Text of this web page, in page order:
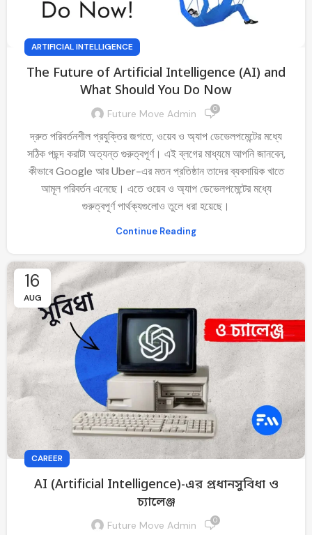
ARTIFICIAL INTELLIGENCE
The Future of Artificial Intelligence (AI) and
What Should You Do Now
Future Move Admin 0
দ্রুত পরিবর্তনশীল প্রযুক্তির জগতে, ওয়েব ও অ্যাপ ডেভেলপমেন্টের মধ্যে
সঠিক পছন্দ করাটা অত্যন্ত গুরুত্বপূর্ণ। এই ব্লগের মাধ্যমে আপনি জানবেন,
কীভাবে Google আর Uber-এর মতন প্রতিষ্ঠান তাদের ব্যবসায়িক খাতে
আমূল পরিবর্তন এনেছে। এতে ওয়েব ও অ্যাপ ডেভেলপমেন্টের মধ্যে
গুরুত্বপূর্ণ পার্থক্যগুলোও তুলে ধরা হয়েছে।
Continue Reading
16
AUG
CAREER
AI (Artificial Intelligence)-এর প্রধানসুবিধা ও
চ্যালেঞ্জ
Future Move Admin 0